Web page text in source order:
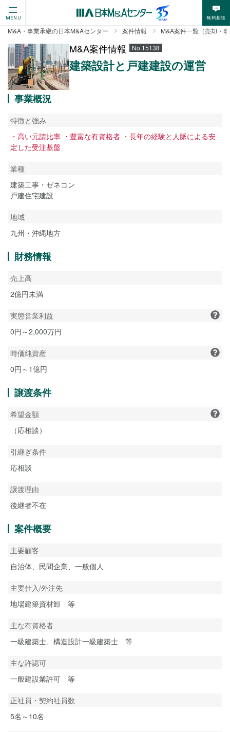
MENU 無料相談
M&A・事業承継の日本M&Aセンター 案件情報 M&A案件一覧（売却・
M&A案件情報 No.15138
建築設計と戸建建設の運営
事業概況
特徴と強み
・高い元請比率 ・豊富な有資格者 ・長年の経験と人脈による安
定した受注基盤
業種
建築工事・ゼネコン
戸建住宅建設
地域
九州・沖縄地方
財務情報
売上高
2億円未満
実態営業利益
0円～2,000万円
時価純資産
0円～1億円
譲渡条件
希望金額
（応相談）
引継ぎ条件
応相談
譲渡理由
後継者不在
案件概要
主要顧客
自治体、民間企業、一般個人
主要仕入/外注先
地場建築資材卸 等
主な有資格者
一級建築士、構造設計一級建築士 等
主な許認可
一般建設業許可 等
正社員・契約社員数
5名～10名